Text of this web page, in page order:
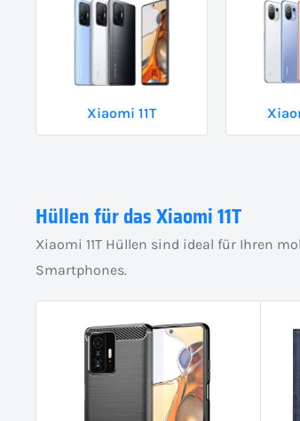
Xiaomi 11T
Hüllen für das Xiaomi 11T
Xiaomi 11T Hüllen sind ideal für Ihren
Smartphones.